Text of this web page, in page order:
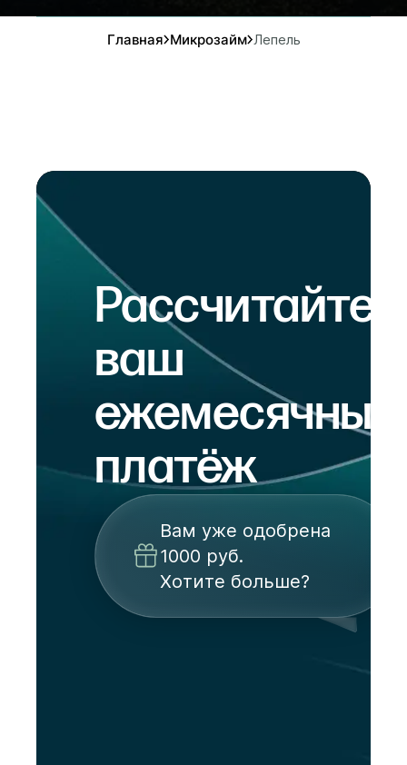
Главная Микрозайм Лепель
Рассчитайте
ваш
ежемесячный
платёж
Вам уже одобрена
1000 руб.
Хотите больше?